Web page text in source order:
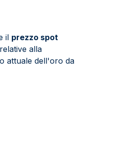
il prezzo spot
alla
attuale dell'oro da